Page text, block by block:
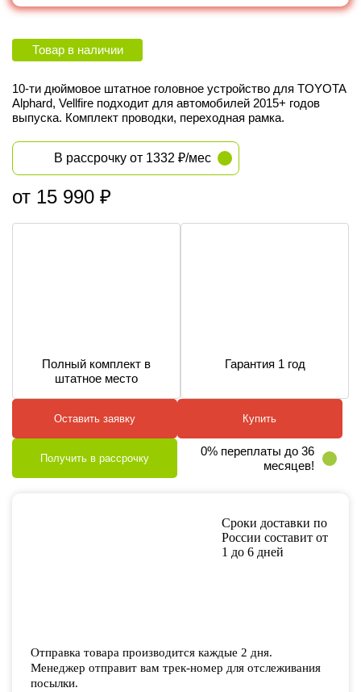
Товар в наличии
10-ти дюймовое штатное головное устройство для TOYOTA
Alphard, Vellfire подходит для автомобилей 2015+ годов
выпуска. Комплект проводки, переходная рамка.
В рассрочку от 1332 ₽/мес
от 15 990 ₽
Полный комплект в
штатное место
Гарантия 1 год
Оставить заявку Купить
Получить в рассрочку
0% переплаты до 36
месяцев!
Сроки доставки по
России составит от
1 до 6 дней
Отправка товара производится каждые 2 дня.
Менеджер отправит вам трек-номер для отслеживания
посылки.